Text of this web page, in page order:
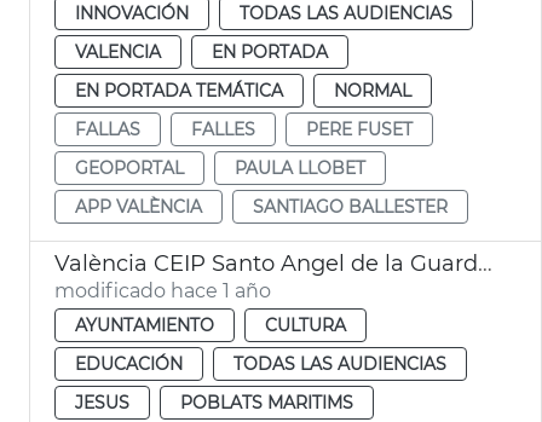
INNOVACIÓN
TODAS LAS AUDIENCIAS
VALENCIA
EN PORTADA
EN PORTADA TEMÁTICA
NORMAL
FALLAS
FALLES
PERE FUSET
GEOPORTAL
PAULA LLOBET
APP VALÈNCIA
SANTIAGO BALLESTER
València CEIP Santo Angel de la Guarda y CEIP San José de Calasanz
modificado hace 1 año
AYUNTAMIENTO
CULTURA
EDUCACIÓN
TODAS LAS AUDIENCIAS
JESUS
POBLATS MARITIMS